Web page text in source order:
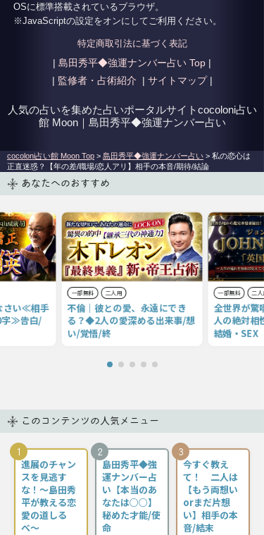
OSに標準搭載されているブラウザ。
※JavaScriptの設定をオンにしてご利用ください。
特定商取引法に基づく表記
| 島田秀平◆強運ナンバー占い Top |
| 監修者・占術紹介 | サイトマップ|
人気の占いを集めた占いポータルサイトcocoloni占い
館 Moon｜ 島田秀平◆強運ナンバー占い
cocoloni占い館 Moon Top > 島田秀平◆強運ナンバー占い > 私の恋心は
正直迷惑？【年の差/職場/恋人アリ】相手の本音/期待/結論
あなたへのおすすめ
さい≪相手
字≫告白/
一部無料 二人用
不倫｜彼との愛、永遠にでき
る？◆2人の愛深める出来事/想
い/覚悟/終
一部無料 二人用
全世界が
人の絶対
結婚・SEX
このコンテンツの人気メニュー
1
進展のチャン
スを見逃す
な！〜島田秀
平が教える恋
愛の道しる
べ〜
2
島田秀平◆強
運ナンバー占
い【本当のあ
なたは○○】
秘めた才能/使
命
3
今すぐ教え
て！ 二人は
【もう両想い
orまだ片想
い】相手の本
音/結末